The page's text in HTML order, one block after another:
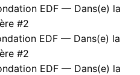
EDF — Dans(e) la
#2
EDF — Dans(e) la
#2
EDF — Dans(e) la